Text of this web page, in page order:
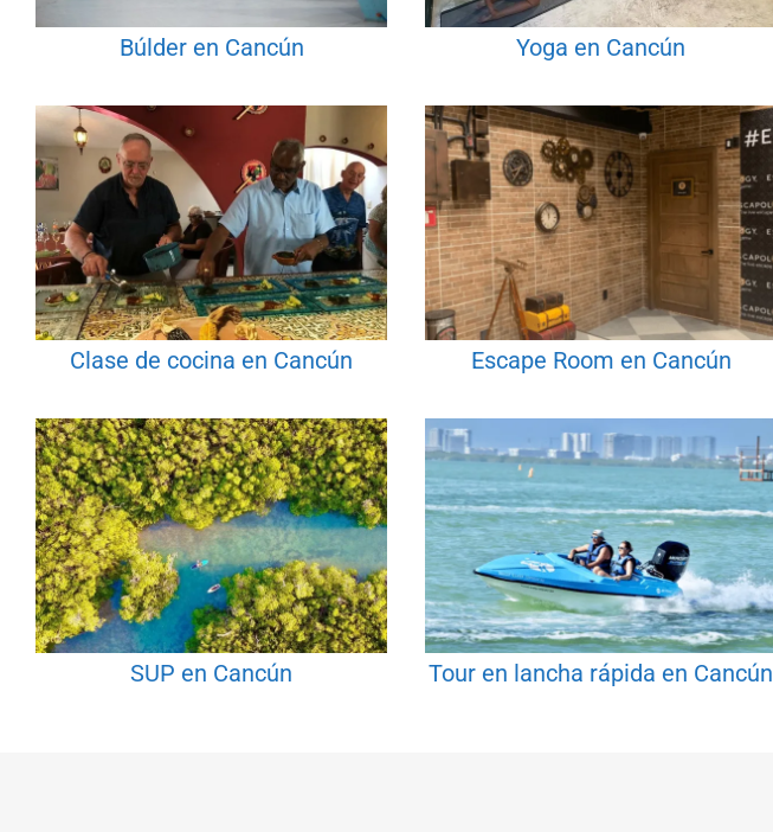
Búlder en Cancún Yoga en Cancún
Clase de cocina en Cancún Escape Room en Cancún
SUP en Cancún Tour en lancha rápida en Cancún